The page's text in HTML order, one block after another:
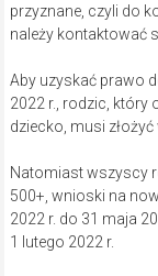
przyznane, czyli do
należy kontaktować
Aby uzyskać prawo
2022 r., rodzic, który
dziecko, musi
Natomiast wszyscy
500+, wnioski na
2022 r. do 31 maja
1 lutego 2022 r.